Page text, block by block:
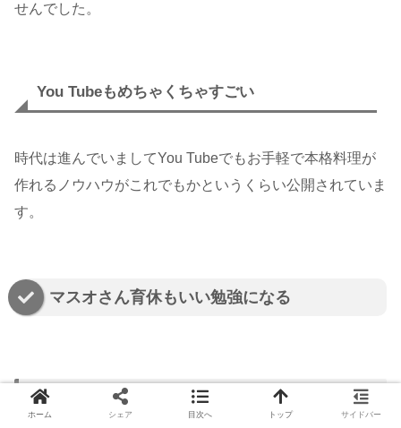
せんでした。
You Tubeもめちゃくちゃすごい
時代は進んでいましてYou Tubeでもお手軽で本格料理が
作れるノウハウがこれでもかというくらい公開されていま
す。
マスオさん育休もいい勉強になる
飛び道具も上手に使う
ホーム シェア 目次へ トップ サイドバー